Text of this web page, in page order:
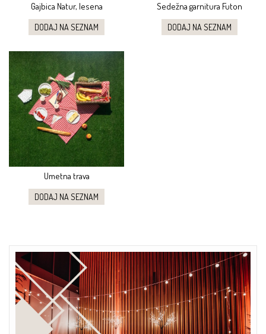
Gajbica Natur, lesena
DODAJ NA SEZNAM
Sedežna garnitura Futon
DODAJ NA SEZNAM
Umetna trava
DODAJ NA SEZNAM